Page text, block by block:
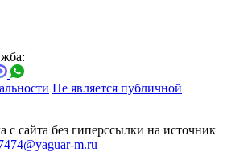
Не является публичной
с сайта без гиперссылки на источник
m.ru